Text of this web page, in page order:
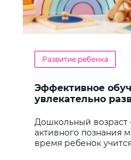
Развитие ребенка
Эффективное
увлекательно
Дошкольный возраст
активного познания
время ребенок